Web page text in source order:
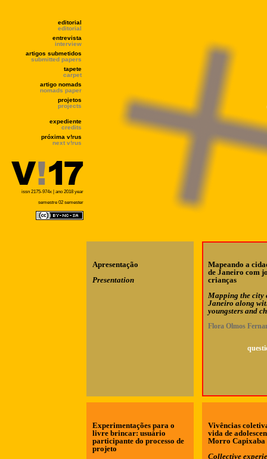
editorial
editorial
entrevista
interview
artigos submetidos
submitted papers
tapete
carpet
artigo nomads
nomads paper
projetos
projects
expediente
credits
próxima v!rus
next v!rus
issn 2175-974x | ano 2018 year
semestre 02 semester
Apresentação
Presentation
Mapeando a
de Janeiro com
crianças
Mapping the city
Janeiro along
youngsters and
Flora Olmos
Experimentações para o
livre brincar: usuário
participante do processo de
projeto
Vivências
vida de
Morro Capixaba
Collective